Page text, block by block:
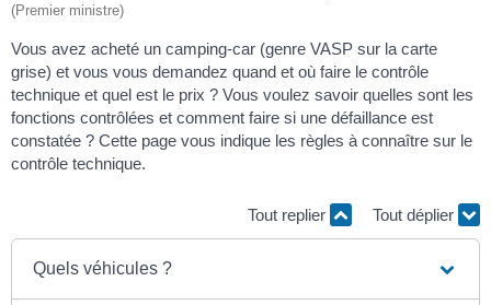
(Premier ministre)
Vous avez acheté un camping-car (genre VASP sur la carte
grise) et vous vous demandez quand et où faire le contrôle
technique et quel est le prix ? Vous voulez savoir quelles sont les
fonctions contrôlées et comment faire si une défaillance est
constatée ? Cette page vous indique les règles à connaître sur le
contrôle technique.
Tout replier Tout déplier
Quels véhicules ?